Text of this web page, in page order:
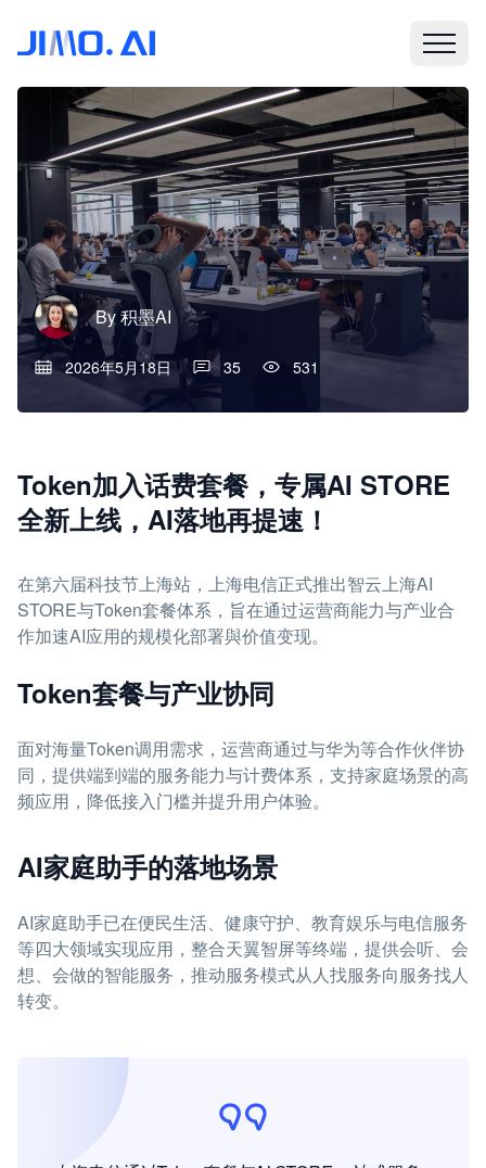
By积墨AI
2026年5月18日 35 531
Token加入话费套餐，专属AI STORE
全新上线，AI落地再提速！
在第六届科技节上海站，上海电信正式推出智云上海AI
STORE与Token套餐体系，旨在通过运营商能力与产业合
作加速AI应用的规模化部署與价值变现。
Token套餐与产业协同
面对海量Token调用需求，运营商通过与华为等合作伙伴协
同，提供端到端的服务能力与计费体系，支持家庭场景的高
频应用，降低接入门槛并提升用户体验。
AI家庭助手的落地场景
AI家庭助手已在便民生活、健康守护、教育娱乐与电信服务
等四大领域实现应用，整合天翼智屏等终端，提供会听、会
想、会做的智能服务，推动服务模式从人找服务向服务找人
转变。